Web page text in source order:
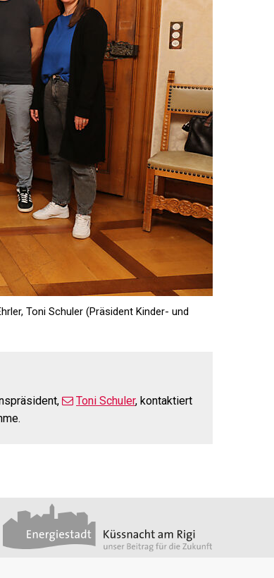
Toni Schuler (Präsident Kinder- und
Toni Schuler, kontaktiert